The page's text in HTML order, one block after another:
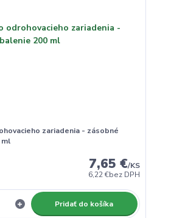
zariadenia - zásobné
ml
7,65 €/KS
6,22 €bez DPH
Pridať do košíka